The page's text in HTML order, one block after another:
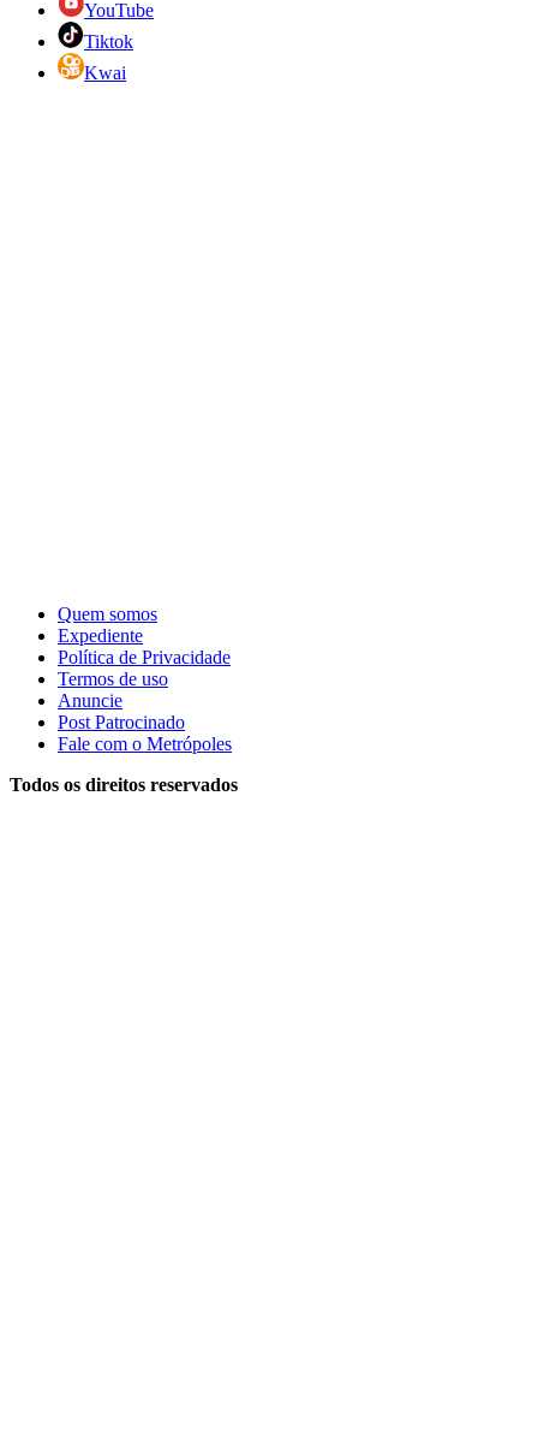
YouTube
Tiktok
Kwai
Quem somos
Expediente
Política de Privacidade
Termos de uso
Anuncie
Post Patrocinado
Fale com o Metrópoles
Todos os direitos reservados